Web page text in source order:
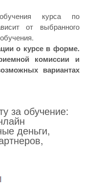
курса по
от выбранного
о курсе в форме.
комиссии и
вариантах
за обучение:
деньги,